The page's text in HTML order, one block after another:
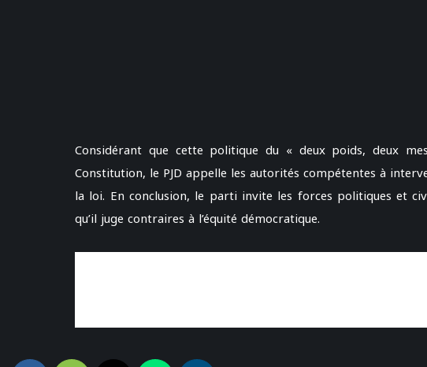
Considérant que cette politique du « deux poids, deux
Constitution, le PJD appelle les autorités compétentes à
la loi. En conclusion, le parti invite les forces politiques et
qu’il juge contraires à l’équité démocratique.